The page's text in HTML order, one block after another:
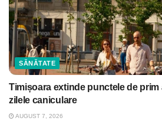
SĂNĂTATE
Timișoara extinde punctele de
zilele caniculare
AUGUST 7, 2026